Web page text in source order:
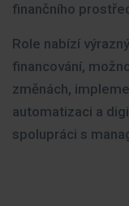
finančního
Role nabízí
financování,
změnách,
automatizaci a
spolupráci s